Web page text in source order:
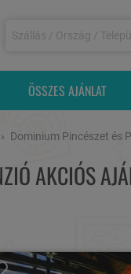
ÖSSZES AJÁNLAT
Dominium Pincészet és
AKCIÓS